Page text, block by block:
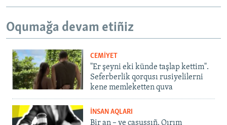
Oqumağa devam etiñiz
CEMİYET
"Er şeyni eki künde taşlap kettim".
Seferberlik qorqusı rusiyelilerni
kene memleketten quva
İNSAN AQLARI
Bir an – ve casussıñ. Qırım